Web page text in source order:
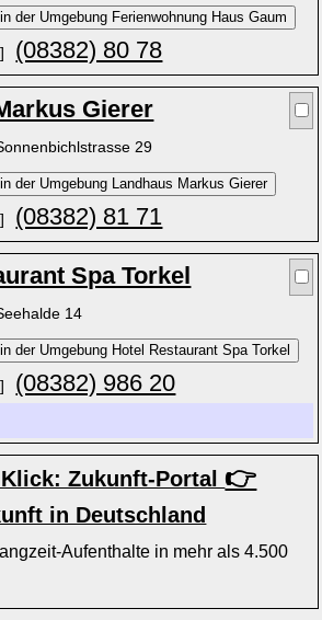
(08382) 80 78
Gierer
29
(08382) 81 71
Spa Torkel
14
(08382) 986 20
Zukunft-Portal 👉
in Deutschland
Aufenthalte in mehr als 4.500